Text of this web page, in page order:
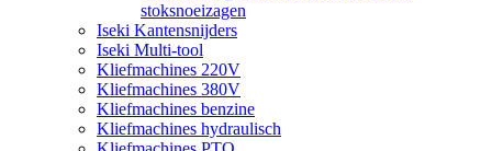
stoksnoeizagen
Iseki Kantensnijders
Iseki Multi-tool
Kliefmachines 220V
Kliefmachines 380V
Kliefmachines benzine
Kliefmachines hydraulisch